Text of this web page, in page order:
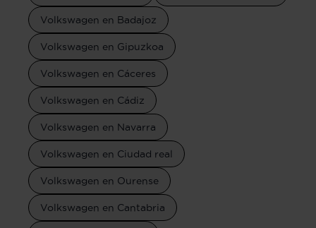
Volkswagen en Badajoz
Volkswagen en Gipuzkoa
Volkswagen en Cáceres
Volkswagen en Cádiz
Volkswagen en Navarra
Volkswagen en Ciudad real
Volkswagen en Ourense
Volkswagen en Cantabria